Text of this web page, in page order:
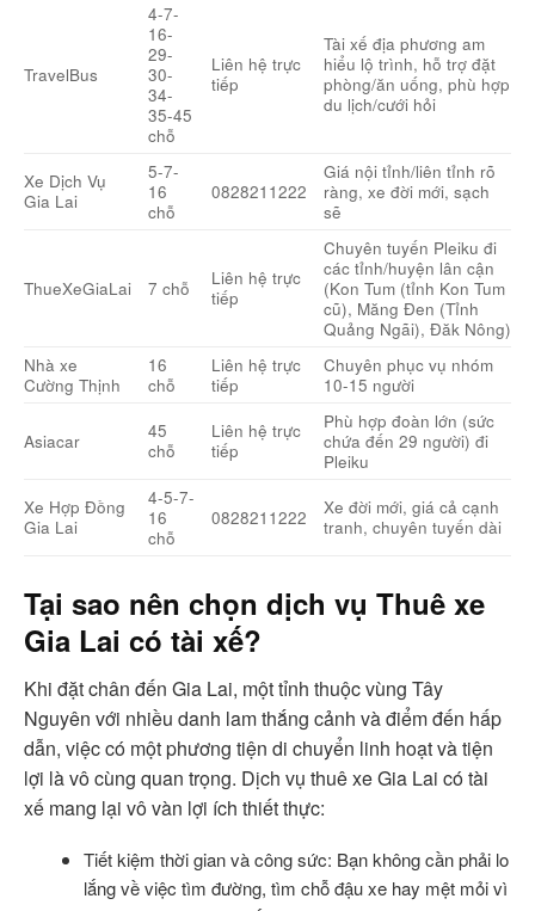
TravelBus
4-7-
16-
29-
30-
34-
35-45
chỗ
Liên hệ trực
tiếp
Tài xế địa phương am
hiểu lộ trình, hỗ trợ đặt
phòng/ăn uống, phù hợp
du lịch/cưới hỏi
Xe Dịch Vụ
Gia Lai
5-7-
16
chỗ
0828211222
Giá nội tỉnh/liên tỉnh rõ
ràng, xe đời mới, sạch
sẽ
ThueXeGiaLai 7 chỗ
Liên hệ trực
tiếp
Chuyên tuyến Pleiku đi
các tỉnh/huyện lân cận
(Kon Tum (tỉnh Kon Tum
cũ), Măng Đen (Tỉnh
Quảng Ngãi), Đăk Nông)
Nhà xe
Cường Thịnh
16
chỗ
Liên hệ trực
tiếp
Chuyên phục vụ nhóm
10-15 người
Asiacar
45
chỗ
Liên hệ trực
tiếp
Phù hợp đoàn lớn (sức
chứa đến 29 người) đi
Pleiku
Xe Hợp Đồng
Gia Lai
4-5-7-
16
chỗ
0828211222
Xe đời mới, giá cả cạnh
tranh, chuyên tuyến dài
Tại sao nên chọn dịch vụ Thuê xe
Gia Lai có tài xế?
Khi đặt chân đến Gia Lai, một tỉnh thuộc vùng Tây
Nguyên với nhiều danh lam thắng cảnh và điểm đến hấp
dẫn, việc có một phương tiện di chuyển linh hoạt và tiện
lợi là vô cùng quan trọng. Dịch vụ thuê xe Gia Lai có tài
xế mang lại vô vàn lợi ích thiết thực:
Tiết kiệm thời gian và công sức: Bạn không cần phải lo
lắng về việc tìm đường, tìm chỗ đậu xe hay mệt mỏi vì